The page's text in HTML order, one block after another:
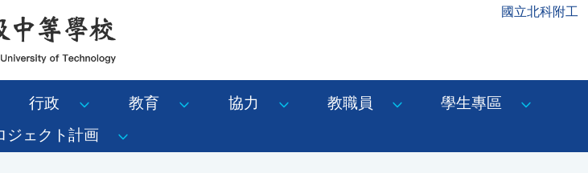
國立北科附工
行政 教育 協力 教職員
學生專區
ジェクト計画